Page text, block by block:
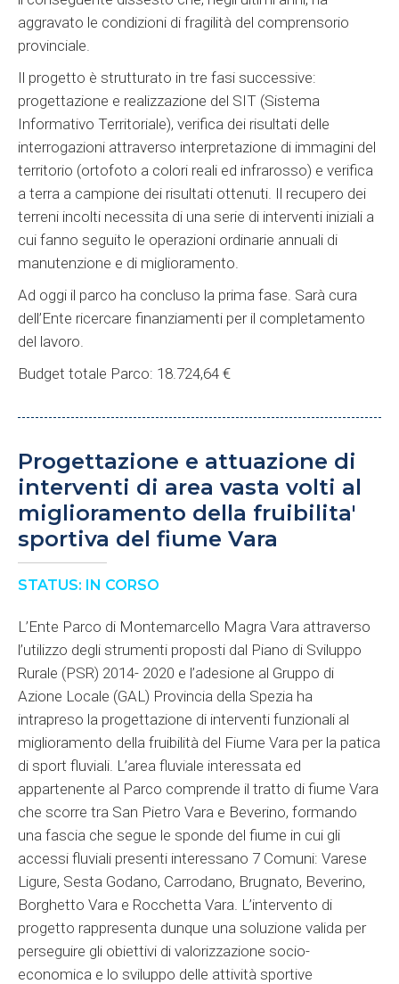
aggravato le condizioni di fragilità del comprensorio
provinciale.
Il progetto è strutturato in tre fasi successive:
progettazione e realizzazione del SIT (Sistema
Informativo Territoriale), verifica dei risultati delle
interrogazioni attraverso interpretazione di immagini del
territorio (ortofoto a colori reali ed infrarosso) e verifica
a terra a campione dei risultati ottenuti. Il recupero dei
terreni incolti necessita di una serie di interventi iniziali a
cui fanno seguito le operazioni ordinarie annuali di
manutenzione e di miglioramento.
Ad oggi il parco ha concluso la prima fase. Sarà cura
dell’Ente ricercare finanziamenti per il completamento
del lavoro.
Budget totale Parco: 18.724,64 €
Progettazione e attuazione di
interventi di area vasta volti al
miglioramento della fruibilita'
sportiva del fiume Vara
STATUS: IN CORSO
L’Ente Parco di Montemarcello Magra Vara attraverso
l’utilizzo degli strumenti proposti dal Piano di Sviluppo
Rurale (PSR) 2014- 2020 e l’adesione al Gruppo di
Azione Locale (GAL) Provincia della Spezia ha
intrapreso la progettazione di interventi funzionali al
miglioramento della fruibilità del Fiume Vara per la patica
di sport fluviali. L’area fluviale interessata ed
appartenente al Parco comprende il tratto di fiume Vara
che scorre tra San Pietro Vara e Beverino, formando
una fascia che segue le sponde del fiume in cui gli
accessi fluviali presenti interessano 7 Comuni: Varese
Ligure, Sesta Godano, Carrodano, Brugnato, Beverino,
Borghetto Vara e Rocchetta Vara. L’intervento di
progetto rappresenta dunque una soluzione valida per
perseguire gli obiettivi di valorizzazione socio-
economica e lo sviluppo delle attività sportive